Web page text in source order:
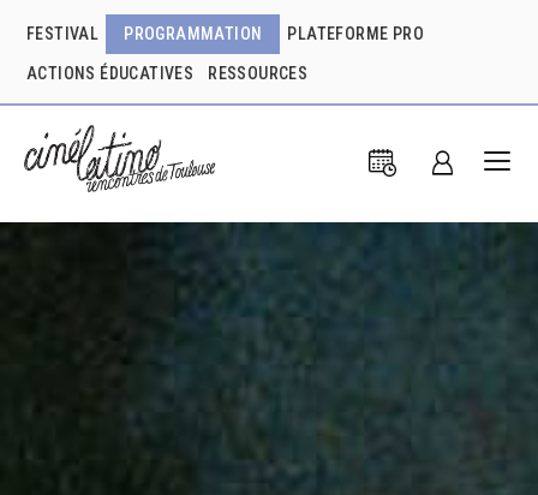
FESTIVAL PROGRAMMATION PLATEFORME PRO
ACTIONS ÉDUCATIVES RESSOURCES